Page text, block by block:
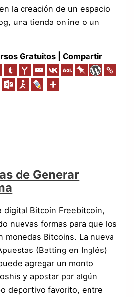
la creación de un espacio
una tienda online o un
Gratuitos | Compartir
de Generar
digital Bitcoin Freebitcoin,
nuevas formas para que los
monedas Bitcoins. La nueva
(Betting en Inglés)
agregar un monto
y apostar por algún
deportivo favorito, entre